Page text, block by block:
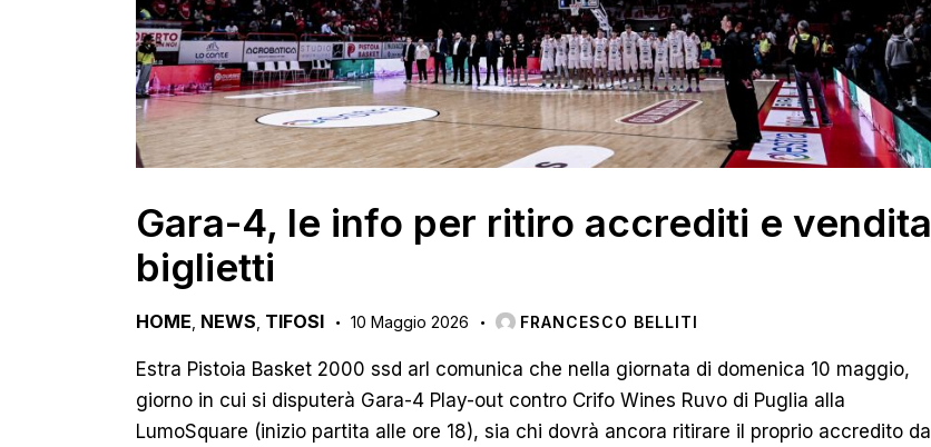
Gara-4, le info per ritiro accrediti e vendita
biglietti
HOME NEWS TIFOSI 10 Maggio 2026 FRANCESCO BELLITI
Estra Pistoia Basket 2000 ssd arl comunica che nella giornata di domenica 10 maggio,
giorno in cui si disputerà Gara-4 Play-out contro Crifo Wines Ruvo di Puglia alla
LumoSquare (inizio partita alle ore 18), sia chi dovrà ancora ritirare il proprio accredito da